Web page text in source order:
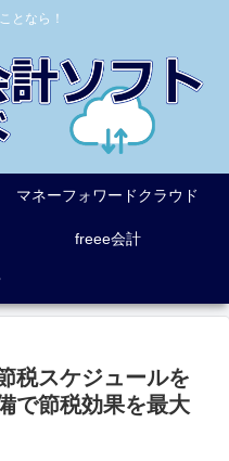
となら！
マネーフォワードクラウド
freee会計
税スケジュールを
で節税効果を最大